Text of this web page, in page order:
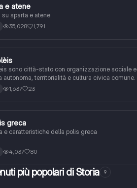
e atene
su sparta e atene
35,028 1,791
sono città-stato con organizzazione sociale e
autonoma, territorialità e cultura civica comune.
1,637 23
greca
e caratteristiche della polis greca
4,037 80
più popolari di Storia 9